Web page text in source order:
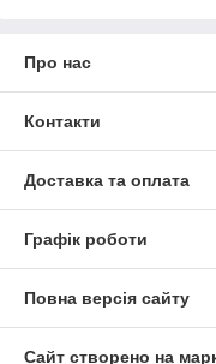
Про нас
Контакти
Доставка та оплата
Графік роботи
Повна версія сайту
Сайт створено на